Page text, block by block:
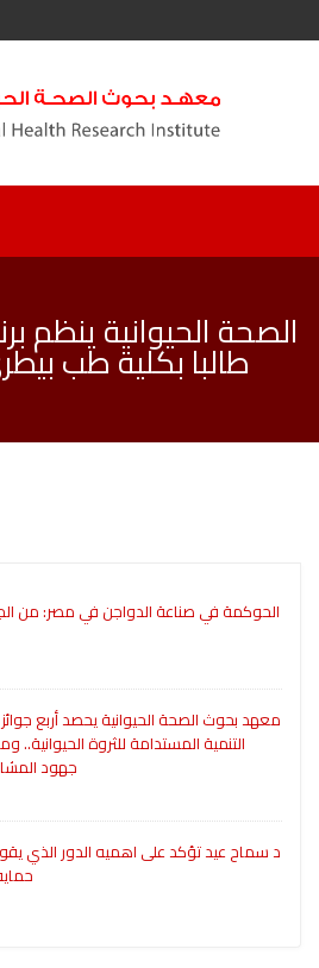
طالبا بكلية طب
الحوكمة في صناعة الدواجن في مصر: من
معهد بحوث الصحة الحيوانية يحصد أربع
التنمية المستدامة للثروة الحيوانية..
جهود
د سماح عيد تؤكد على اهميه الدور الذي